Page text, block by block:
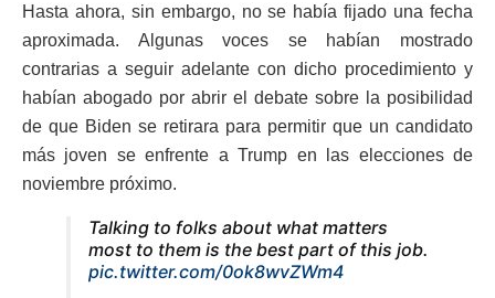
Hasta ahora, sin embargo, no se había fijado una fecha
aproximada. Algunas voces se habían mostrado
contrarias a seguir adelante con dicho procedimiento y
habían abogado por abrir el debate sobre la posibilidad
de que Biden se retirara para permitir que un candidato
más joven se enfrente a Trump en las elecciones de
noviembre próximo.
Talking to folks about what matters
most to them is the best part of this job.
pic.twitter.com/0ok8wvZWm4